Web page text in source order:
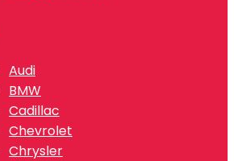
Audi
BMW
Cadillac
Chevrolet
Chrysler